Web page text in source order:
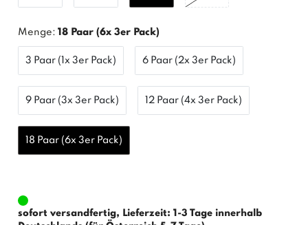
Menge: 18 Paar (6x 3er Pack)
3 Paar (1x 3er Pack) 6 Paar (2x 3er Pack)
9 Paar (3x 3er Pack) 12 Paar (4x 3er Pack)
18 Paar (6x 3er Pack)
sofort versandfertig, Lieferzeit: 1-3 Tage innerhalb